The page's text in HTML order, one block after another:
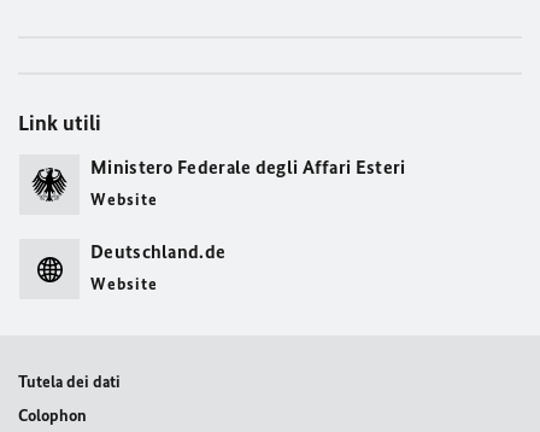
Link utili
Ministero Federale degli Affari Esteri
Website
Deutschland.de
Website
Tutela dei dati
Colophon